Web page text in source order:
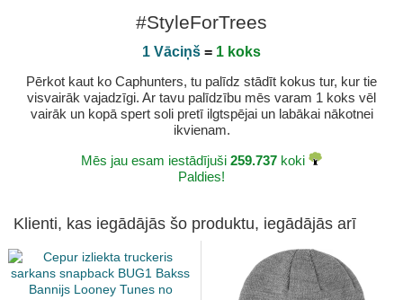
#StyleForTrees
1 Vāciņš = 1 koks
Pērkot kaut ko Caphunters, tu palīdz stādīt kokus tur, kur tie
visvairāk vajadzīgi. Ar tavu palīdzību mēs varam 1 koks vēl
vairāk un kopā spert soli pretī ilgtspējai un labākai nākotnei
ikvienam.
Mēs jau esam iestādījuši 259.737 koki
Paldies!
Klienti, kas iegādājās šo produktu, iegādājās arī